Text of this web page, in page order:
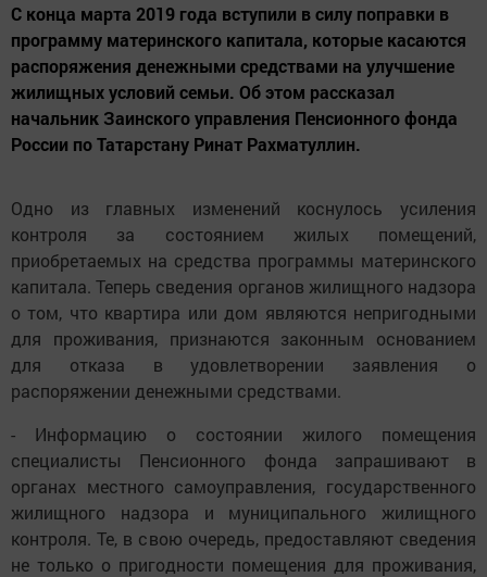
С конца марта 2019 года вступили в силу поправки в
программу материнского капитала, которые касаются
распоряжения денежными средствами на улучшение
жилищных условий семьи. Об этом рассказал
начальник Заинского управления Пенсионного фонда
России по Татарстану Ринат Рахматуллин.
Одно из главных изменений коснулось усиления
контроля за состоянием жилых помещений,
приобретаемых на средства программы материнского
капитала. Теперь сведения органов жилищного надзора
о том, что квартира или дом являются непригодными
для проживания, признаются законным основанием
для отказа в удовлетворении заявления о
распоряжении денежными средствами.
- Информацию о состоянии жилого помещения
специалисты Пенсионного фонда запрашивают в
органах местного самоуправления, государственного
жилищного надзора и муниципального жилищного
контроля. Те, в свою очередь, предоставляют сведения
не только о пригодности помещения для проживания,